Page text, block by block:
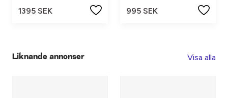
1395 SEK
995 SEK
Liknande annonser Visa alla